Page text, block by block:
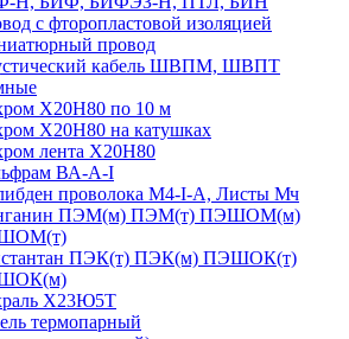
с фторопластовой изоляцией
провод
кабель ШВПМ, ШВПТ
Х20Н80 по 10 м
Х20Н80 на катушках
лента Х20Н80
ВА-А-I
проволока М4-I-А, Листы Мч
ПЭМ(м) ПЭМ(т) ПЭШОМ(м)
ПЭК(т) ПЭК(м) ПЭШОК(т)
Х23Ю5Т
термопарный